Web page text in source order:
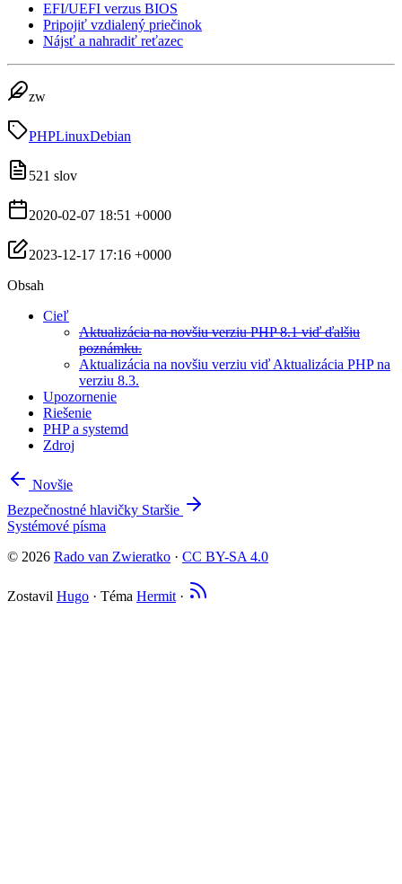
EFI/UEFI verzus BIOS
Pripojiť vzdialený priečinok
Nájsť a nahradiť reťazec
zw
PHPLinuxDebian
521 slov
2020-02-07 18:51 +0000
2023-12-17 17:16 +0000
Obsah
Cieľ
Aktualizácia na novšiu verziu PHP 8.1 viď ďalšiu
poznámku.
Aktualizácia na novšiu verziu viď Aktualizácia PHP na
verziu 8.3.
Upozornenie
Riešenie
PHP a systemd
Zdroj
Novšie
Bezpečnostné hlavičky Staršie
Systémové písma
© 2026 Rado van Zwieratko · CC BY-SA 4.0
Zostavil Hugo · Téma Hermit ·